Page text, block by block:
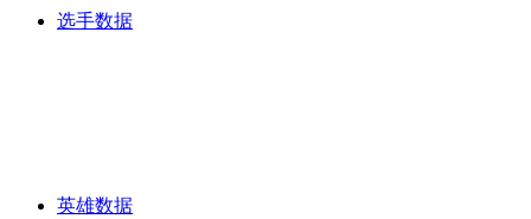
选手数据
英雄数据